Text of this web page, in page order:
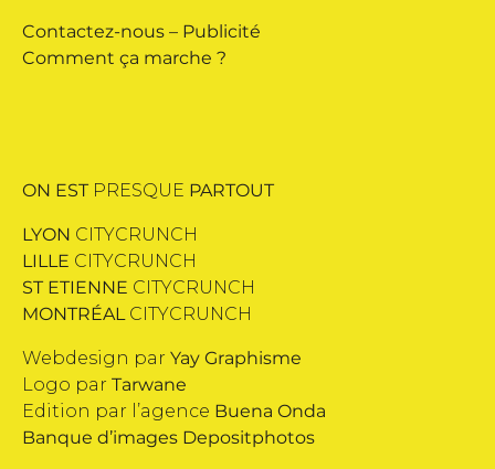
Contactez-nous – Publicité
Comment ça marche ?
ON EST PRESQUE PARTOUT
LYON CITYCRUNCH
LILLE CITYCRUNCH
ST ETIENNE CITYCRUNCH
MONTRÉALCITYCRUNCH
Webdesign par Yay Graphisme
Logo par Tarwane
Edition par l’agence Buena Onda
Banque d’images Depositphotos